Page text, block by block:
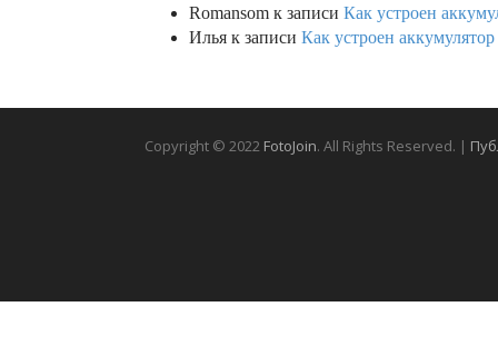
Romansom к записи Как устроен
Илья к записи Как устроен